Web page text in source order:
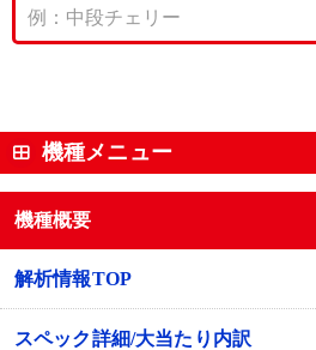
機種メニュー
機種概要
解析情報TOP
スペック詳細/大当たり内訳